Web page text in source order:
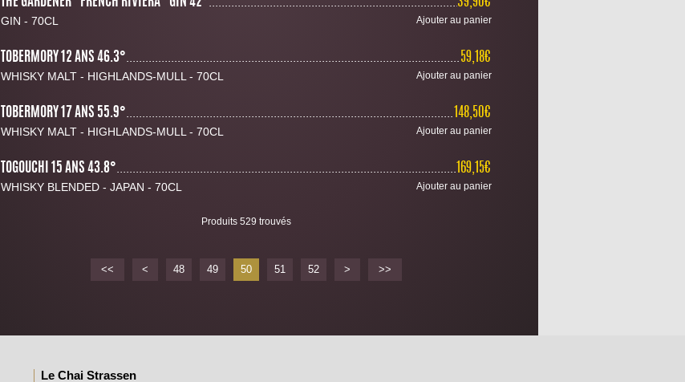
GIN - 70CL Ajouter au panier
TOBERMORY 12 ANS 46.3° 59,18€
.............................................................................................................................
WHISKY MALT - HIGHLANDS-MULL - 70CL Ajouter au panier
TOBERMORY 17 ANS 55.9° 148,50€
.............................................................................................................................
WHISKY MALT - HIGHLANDS-MULL - 70CL Ajouter au panier
TOGOUCHI 15 ANS 43.8° 169,15€
.............................................................................................................................
WHISKY BLENDED - JAPAN - 70CL Ajouter au panier
Produits 529 trouvés
<< < 48 49 50 51 52 > >>
Le Chai Strassen